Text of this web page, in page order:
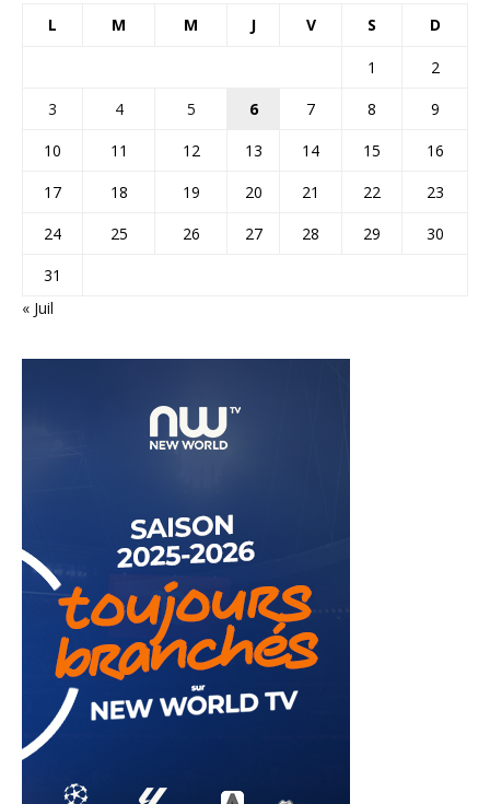
L M M J V S D
1
2
3
4 5 6 7 8
9
10
11 12 13 14 15
16
17
18 19 20 21 22
23
24
25 26 27 28 29
30
31
« Juil